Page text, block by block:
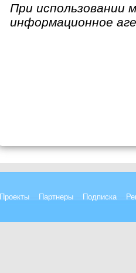
При использовании
информационное
Проекты Партнеры Подписка